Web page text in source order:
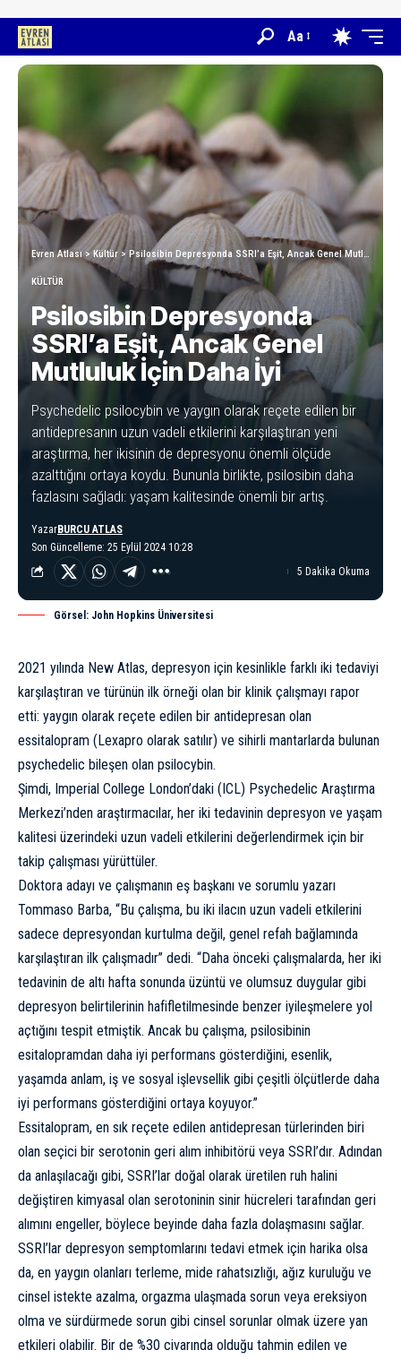
Aa
Evren Atlası >Kültür > Psilosibin Depresyonda SSRI’a Eşit, Ancak Genel Mutluluk İçin Daha İyi
KÜLTÜR
Psilosibin Depresyonda
SSRI’a Eşit, Ancak Genel
Mutluluk İçin Daha İyi
Psychedelic psilocybin ve yaygın olarak reçete edilen bir
antidepresanın uzun vadeli etkilerini karşılaştıran yeni
araştırma, her ikisinin de depresyonu önemli ölçüde
azalttığını ortaya koydu. Bununla birlikte, psilosibin daha
fazlasını sağladı: yaşam kalitesinde önemli bir artış.
Son Güncelleme: 25 Eylül 2024 10:28
YazarBURCU ATLAS
5 Dakika Okuma
Görsel: John Hopkins Üniversitesi
2021 yılında New Atlas, depresyon için kesinlikle farklı iki tedaviyi
karşılaştıran ve türünün ilk örneği olan bir klinik çalışmayı rapor
etti: yaygın olarak reçete edilen bir antidepresan olan
essitalopram (Lexapro olarak satılır) ve sihirli mantarlarda bulunan
psychedelic bileşen olan psilocybin.
Şimdi, Imperial College London’daki (ICL) Psychedelic Araştırma
Merkezi’nden araştırmacılar, her iki tedavinin depresyon ve yaşam
kalitesi üzerindeki uzun vadeli etkilerini değerlendirmek için bir
takip çalışması yürüttüler.
Doktora adayı ve çalışmanın eş başkanı ve sorumlu yazarı
Tommaso Barba, “Bu çalışma, bu iki ilacın uzun vadeli etkilerini
sadece depresyondan kurtulma değil, genel refah bağlamında
karşılaştıran ilk çalışmadır” dedi. “Daha önceki çalışmalarda, her iki
tedavinin de altı hafta sonunda üzüntü ve olumsuz duygular gibi
depresyon belirtilerinin hafifletilmesinde benzer iyileşmelere yol
açtığını tespit etmiştik. Ancak bu çalışma, psilosibinin
esitalopramdan daha iyi performans gösterdiğini, esenlik,
yaşamda anlam, iş ve sosyal işlevsellik gibi çeşitli ölçütlerde daha
iyi performans gösterdiğini ortaya koyuyor.”
Essitalopram, en sık reçete edilen antidepresan türlerinden biri
olan seçici bir serotonin geri alım inhibitörü veya SSRI’dır. Adından
da anlaşılacağı gibi, SSRI’lar doğal olarak üretilen ruh halini
değiştiren kimyasal olan serotoninin sinir hücreleri tarafından geri
alımını engeller, böylece beyinde daha fazla dolaşmasını sağlar.
SSRI’lar depresyon semptomlarını tedavi etmek için harika olsa
da, en yaygın olanları terleme, mide rahatsızlığı, ağız kuruluğu ve
cinsel istekte azalma, orgazma ulaşmada sorun veya ereksiyon
olma ve sürdürmede sorun gibi cinsel sorunlar olmak üzere yan
etkileri olabilir. Bir de %30 civarında olduğu tahmin edilen ve